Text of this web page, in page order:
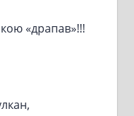
«драпав»!!!